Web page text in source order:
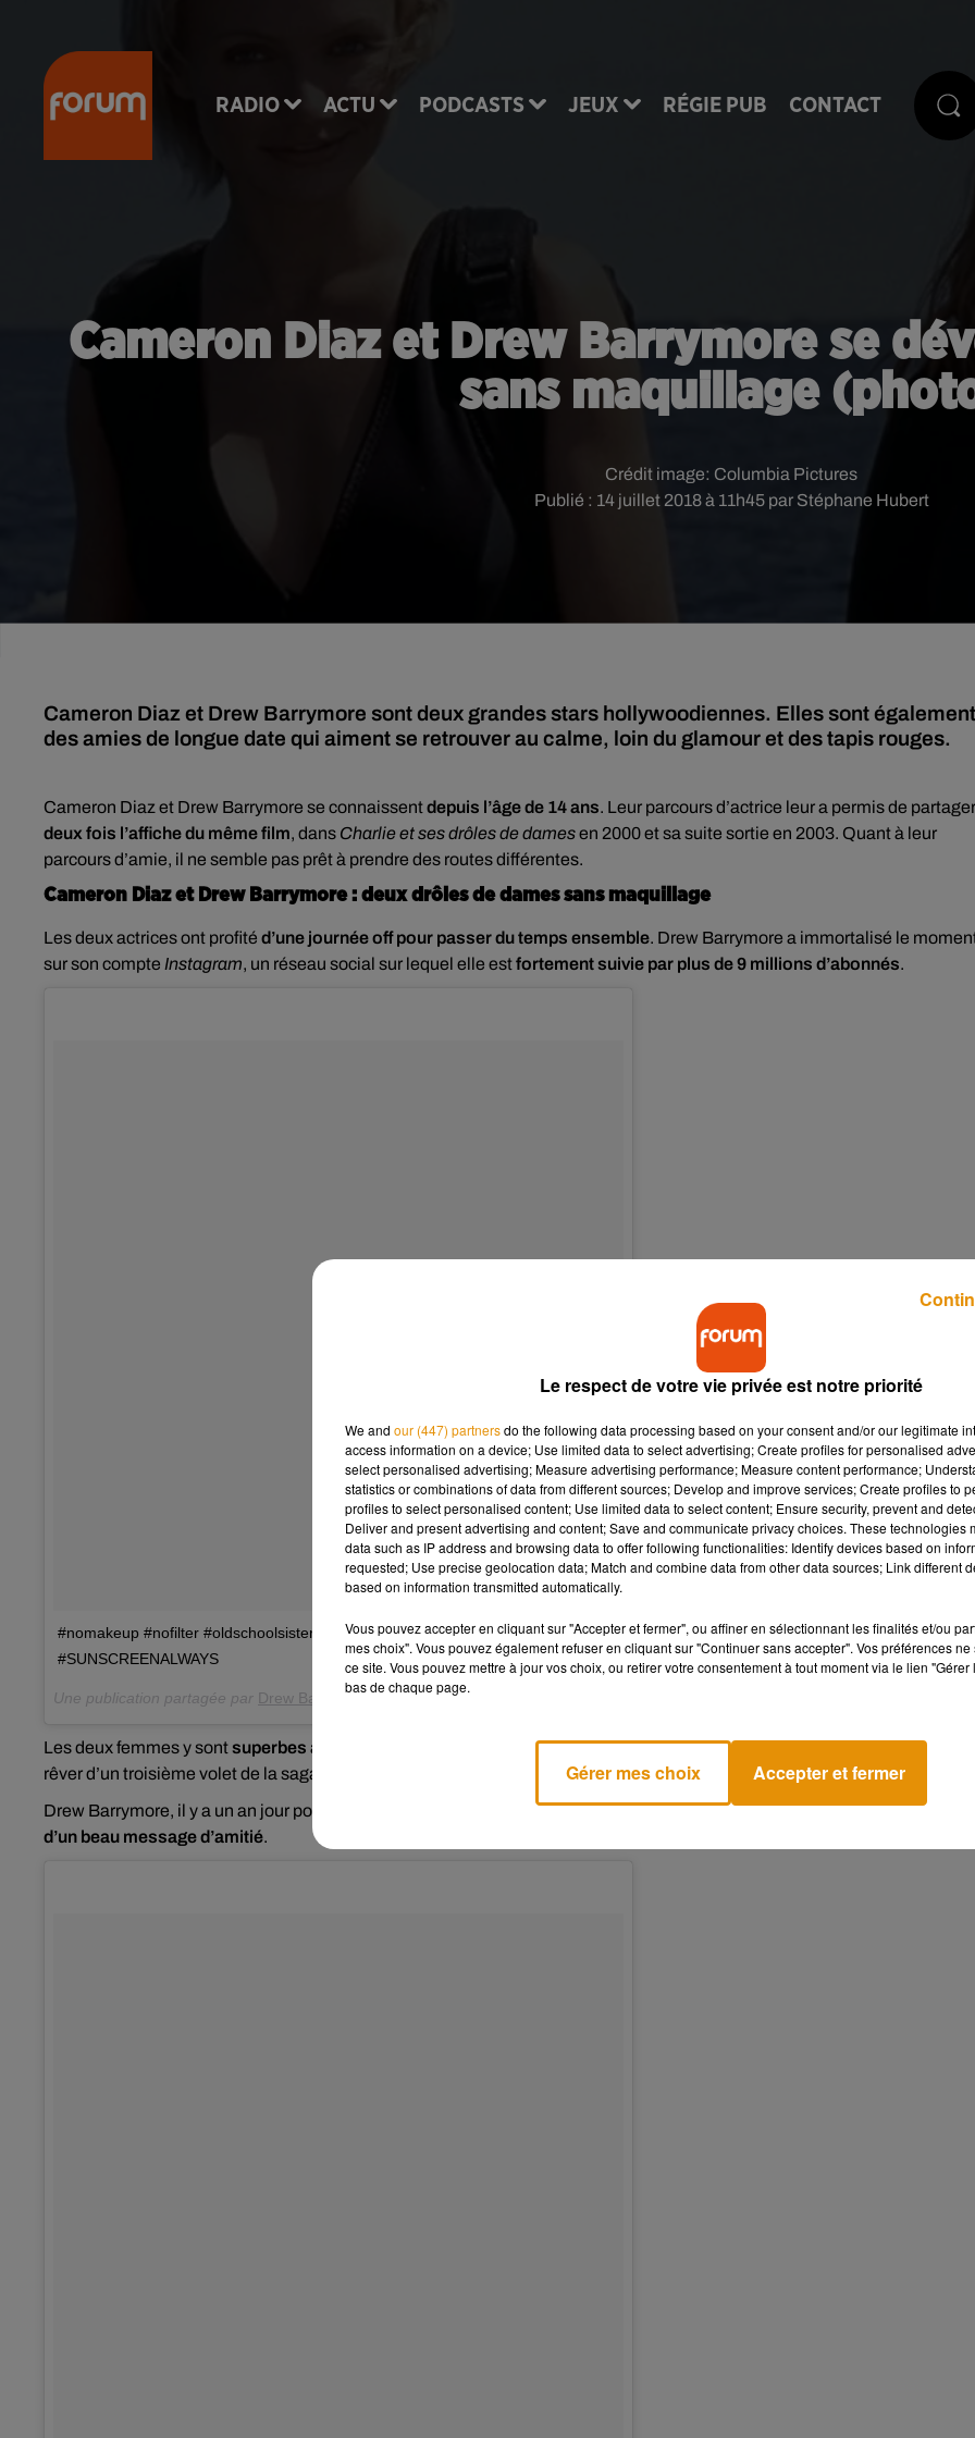
RADIO ACTU PODCASTS JEUX RÉGIE PUB CONTACT
Cameron Diaz et Drew Barrymore se
sans maquillage
Publié : 14 juillet 2018 à 11h45 par Stéphane Hubert
Crédit image: Columbia Pictures
Cameron Diaz et Drew Barrymore sont deux grandes stars hollywoodiennes. Elles sont également
des amies de longue date qui aiment se retrouver au calme, loin du glamour et des tapis rouges.
Cameron Diaz et Drew Barrymore se connaissentdepuis l’âge de 14 ans. Leur parcours d’actrice leur a permis de partager
deux fois l’affiche du même film, dans Charlie et ses drôles de damesen 2000 et sa suite sortie en 2003. Quant à leur
parcours d’amie, il ne semble pas prêt à prendre des routes différentes.
Cameron Diaz et Drew Barrymore : deux drôles de dames sans maquillage
Les deux actrices ont profité d’une journée off pour passer du temps ensemble. Drew Barrymore a immortalisé le
sur son compte Instagram, un réseau social sur lequel elle estfortement suivie par plus de 9 millions d’abonnés.
#nomakeup #nofilter #oldschoolsisters #playdate #dayoff #friday
#SUNSCREENALWAYS
Une publication partagée par Drew Barrymore (@drewbarrymore) le
Les deux femmes y sontsuperbes au naturel
, leurs visages baignant dans les rayons du soleil. Et nous de nous mettre à
rêver d’un troisième volet de la saga des drôles de dames, alors que
Cameron Diaz n’est pas apparue à l’écran depuis
Drew Barrymore, il y a un an jour pour jour, avait déjà posté une photo en compagnie de Cameron Diaz, coupléeen légende
d’un beau message d’amitié.
Le respect de votre vie privée est notre priorité
We and our (447) partnersdo the following data processing based on your consent and/or our legitimate
access information on a device; Use limited data to select advertising; Create profiles for personalised
select personalised advertising; Measure advertising performance; Measure content performance;
statistics or combinations of data from different sources; Develop and improve services; Create profiles to
profiles to select personalised content; Use limited data to select content; Ensure security, prevent and
Deliver and present advertising and content; Save and communicate privacy choices. These technologies
data such as IP address and browsing data to offer following functionalities: Identify devices based on
requested; Use precise geolocation data; Match and combine data from other data sources; Link different
based on information transmitted automatically.
Vous pouvez accepter en cliquant sur "Accepter et fermer", ou affiner en sélectionnant les finalités et/ou
mes choix". Vous pouvez également refuser en cliquant sur "Continuer sans accepter". Vos préférences
ce site. Vous pouvez mettre à jour vos choix, ou retirer votre consentement à tout moment via le lien
bas de chaque page.
Gérer mes choix Accepter et fermer